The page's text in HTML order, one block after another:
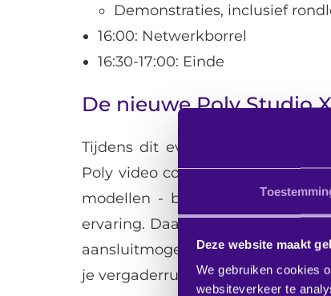
Deze website maakt
We gebruiken cookies
websiteverkeer te
Demonstraties, inclusief
16:00: Netwerkborrel
16:30-17:00: Einde
De nieuwe Poly Studio
Tijdens dit evenement maak je
Poly video collaboration bars: de
modellen - boordevol AI - staan
ervaring. Daarnaast hebben ze
aansluitmogelijkheden voor
je vergaderruimte volledig op